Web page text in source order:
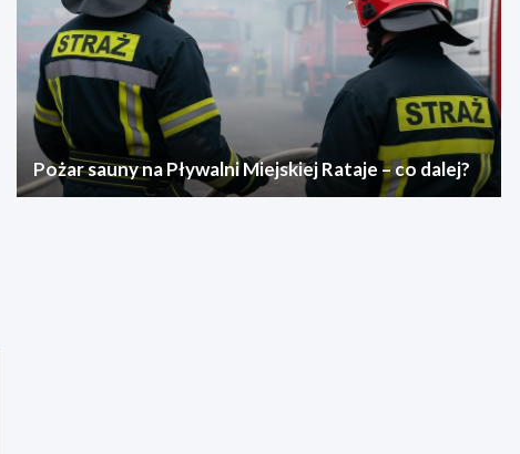
Pożar sauny na Pływalni Miejskiej Rataje – co dalej?